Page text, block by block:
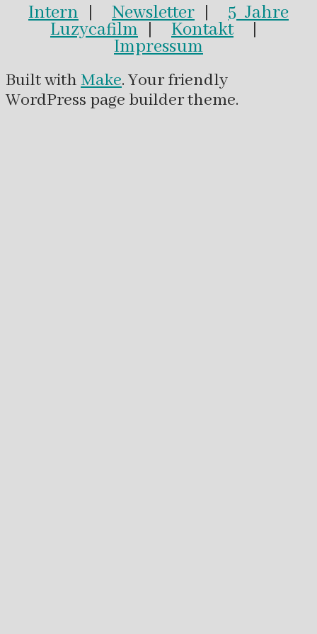
Intern | Newsletter | 5 Jahre
Luzycafilm | Kontakt|
Impressum
Built withMake. Your friendly
WordPress page builder theme.